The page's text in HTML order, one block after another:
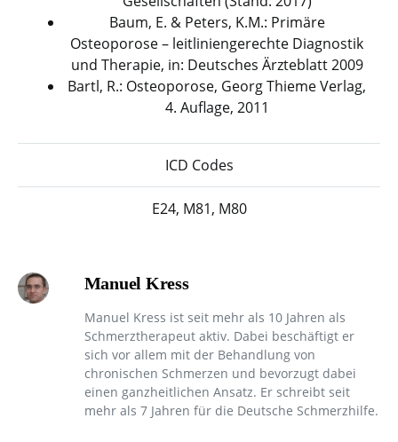
Baum, E. & Peters, K.M.: Primäre
Osteoporose – leitliniengerechte Diagnostik
und Therapie, in: Deutsches Ärzteblatt 2009
Bartl, R.: Osteoporose, Georg Thieme Verlag,
4. Auflage, 2011
ICD Codes
E24, M81, M80
Manuel Kress
Manuel Kress ist seit mehr als 10 Jahren als
Schmerztherapeut aktiv. Dabei beschäftigt er
sich vor allem mit der Behandlung von
chronischen Schmerzen und bevorzugt dabei
einen ganzheitlichen Ansatz. Er schreibt seit
mehr als 7 Jahren für die Deutsche Schmerzhilfe.